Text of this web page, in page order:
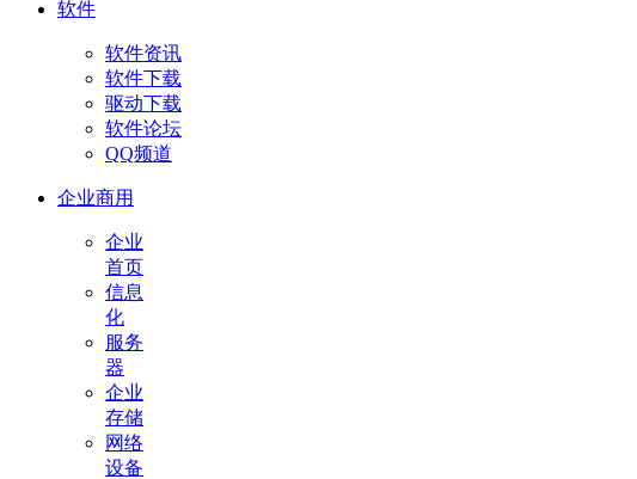
软件
软件资讯
软件下载
驱动下载
软件论坛
QQ频道
企业商用
企业
首页
信息
化
服务
器
企业
存储
网络
设备